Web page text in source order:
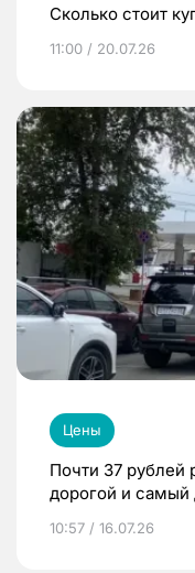
Сколько стоит
11:00 / 20.07.26
Цены
Почти 37 рублей
дорогой и
10:57 / 16.07.26